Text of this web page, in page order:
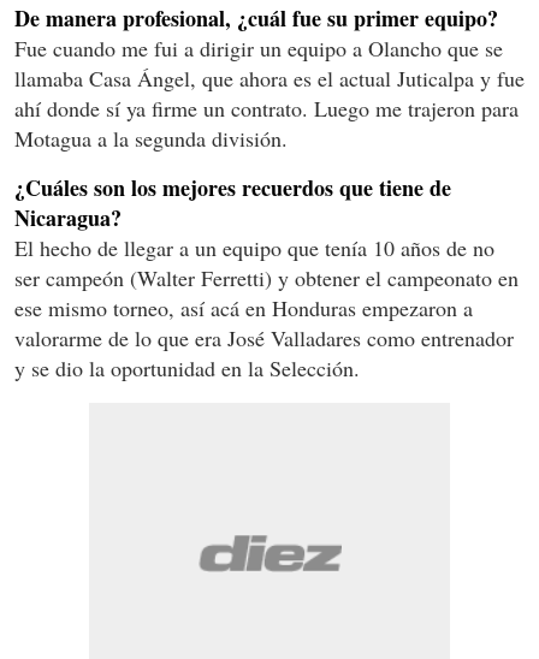
De manera profesional, ¿cuál fue su primer equipo?
Fue cuando me fui a dirigir un equipo a Olancho que se
llamaba Casa Ángel, que ahora es el actual Juticalpa y fue
ahí donde sí ya firme un contrato. Luego me trajeron para
Motagua a la segunda división.
¿Cuáles son los mejores recuerdos que tiene de
Nicaragua?
El hecho de llegar a un equipo que tenía 10 años de no
ser campeón (Walter Ferretti) y obtener el campeonato en
ese mismo torneo, así acá en Honduras empezaron a
valorarme de lo que era José Valladares como entrenador
y se dio la oportunidad en la Selección.